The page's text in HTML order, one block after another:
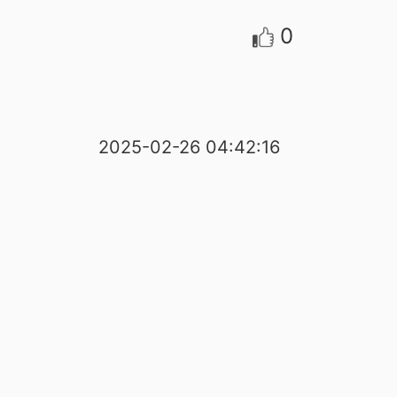
0
2025-02-26 04:42:16